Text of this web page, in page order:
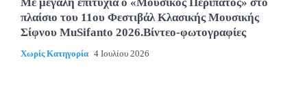
πλαίσιο του 11ου Φεστιβάλ Κλασικής Μουσικής
Σίφνου MuSifanto 2026.Βίντεο-φωτογραφίες
Χωρίς Κατηγορία 4 Ιουλίου 2026